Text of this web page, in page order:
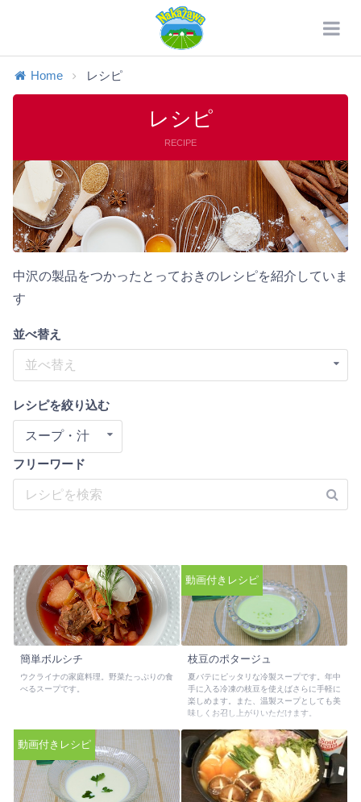
Home レシピ
レシピ
RECIPE
中沢の製品をつかったとっておきのレシピを紹介していま
す
並べ替え
並べ替え
レシピを絞り込む
スープ・汁
フリーワード
簡単ボルシチ
ウクライナの家庭料理。野菜たっぷりの食
べるスープです。
動画付きレシピ
枝豆のポタージュ
夏バテにピッタリな冷製スープです。年中
手に入る冷凍の枝豆を使えばさらに手軽に
楽しめます。また、温製スープとしても美
味しくお召し上がりいただけます。
動画付きレシピ